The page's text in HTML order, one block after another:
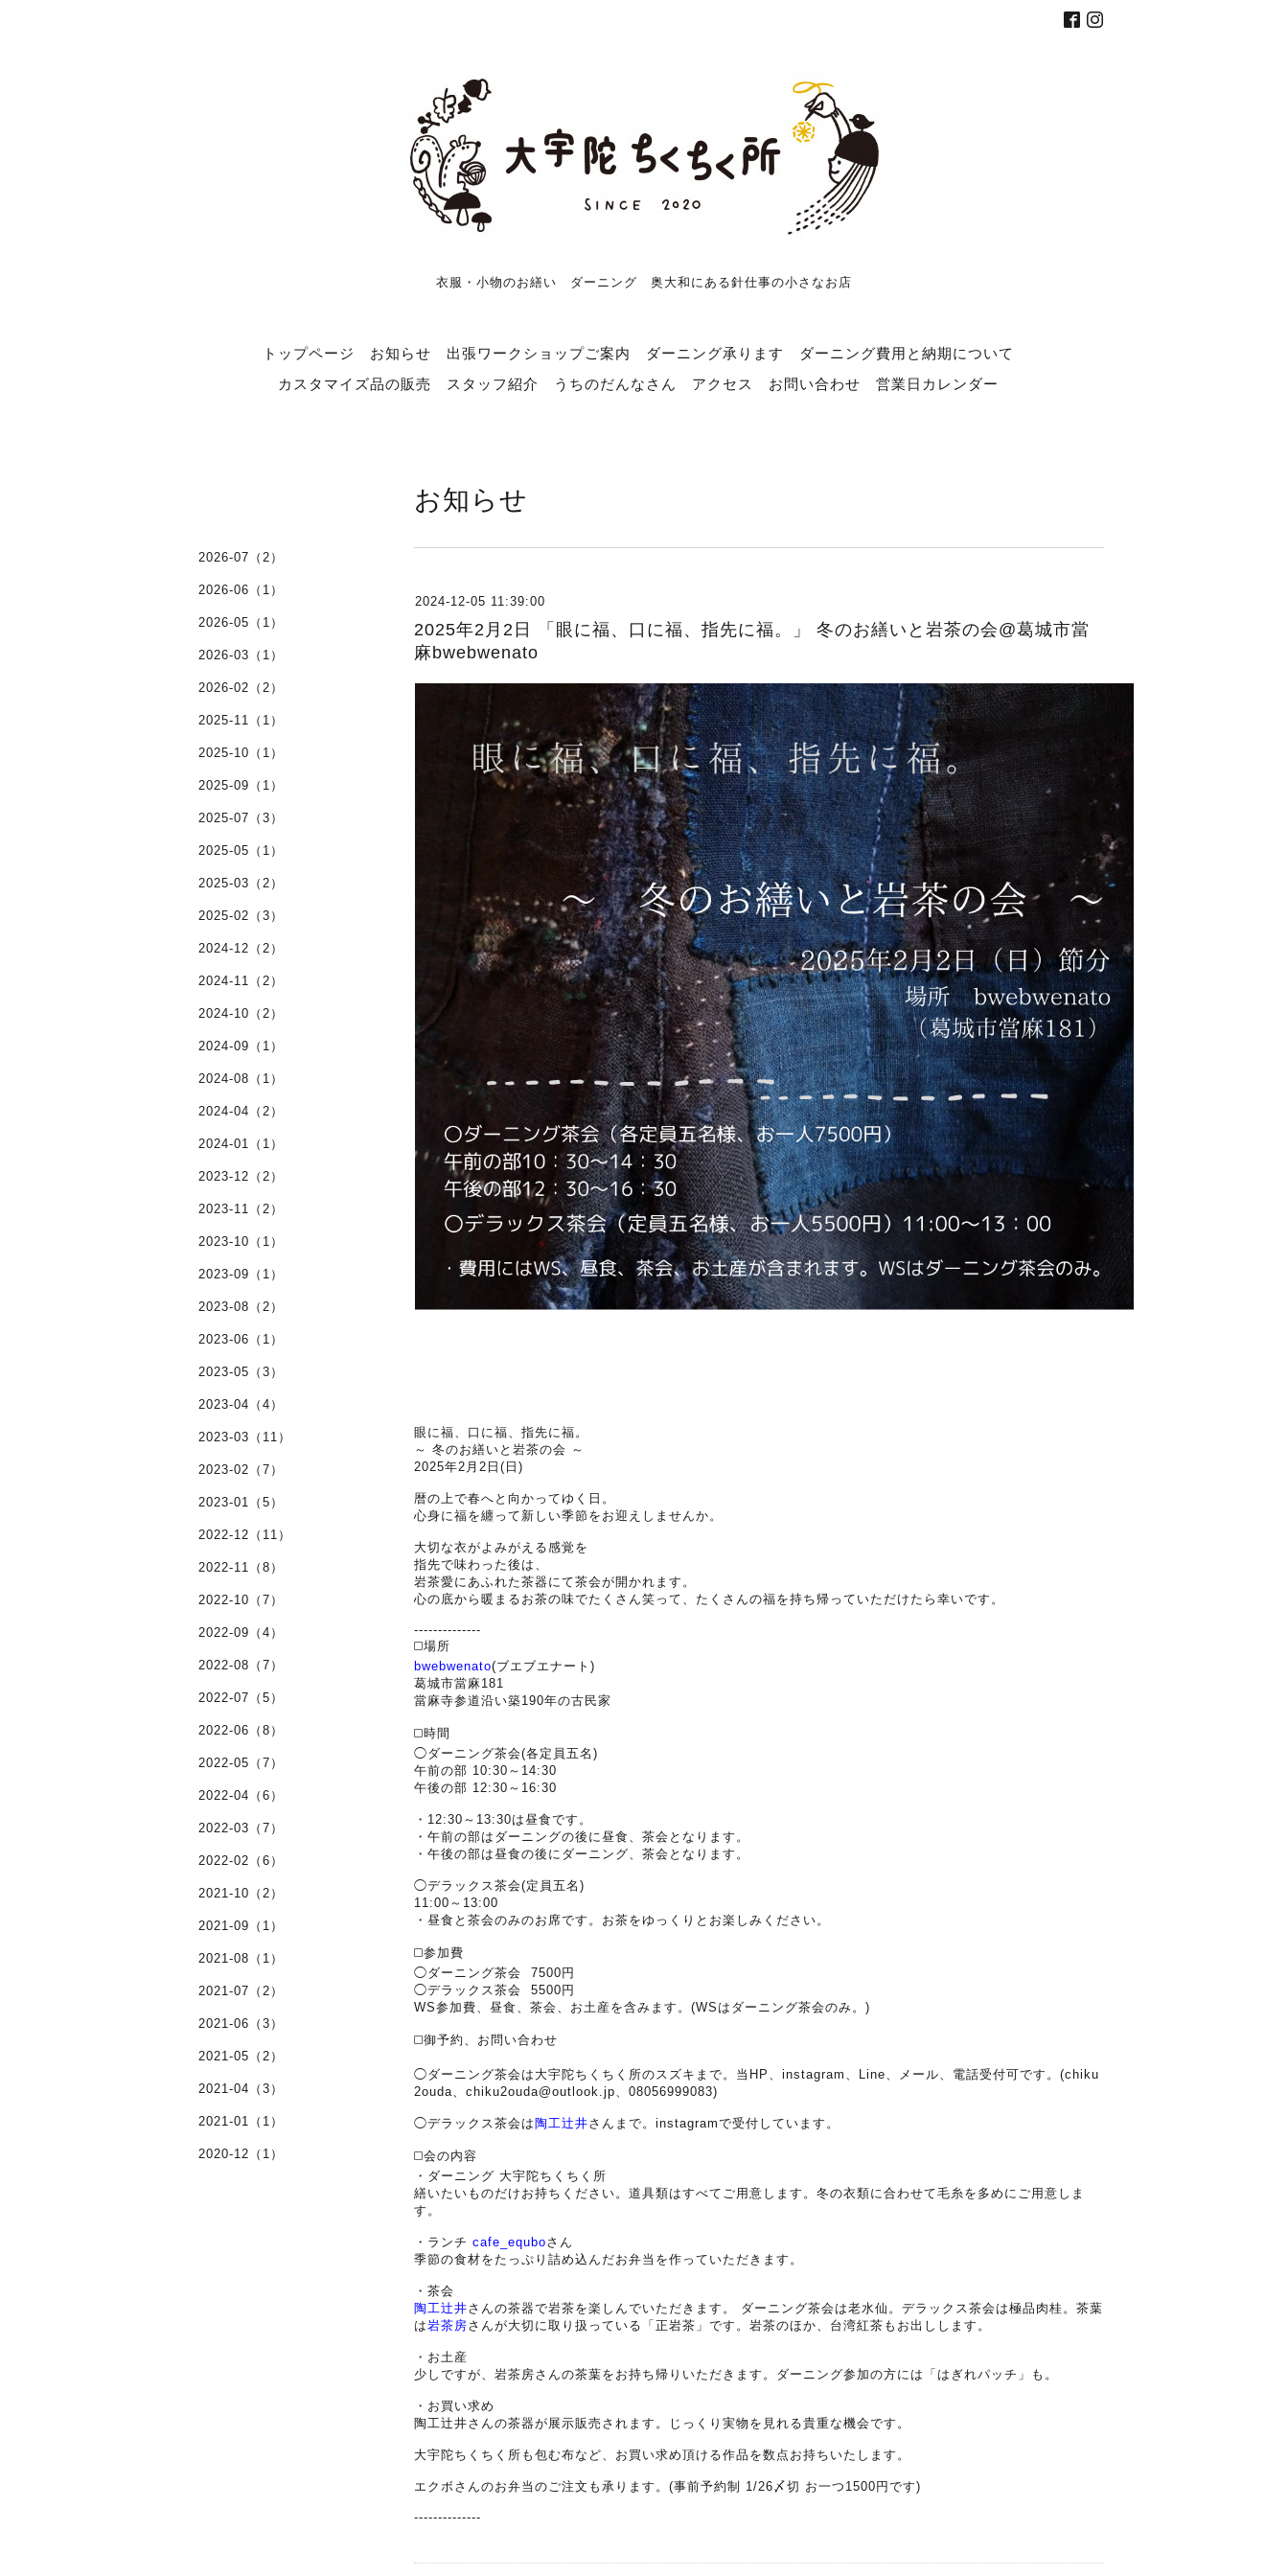
衣服・小物のお繕い ダーニング 奥大和にある針仕事の小さなお店
トップページ お知らせ 出張ワークショップご案内 ダーニング承ります
ダーニング費用と納期について
カスタマイズ品の販売
スタッフ紹介 うちのだんなさん アクセス お問い合わせ 営業日カレンダー
お知らせ
2024-12-05 11:39:00
2025年2月2日 「眼に福、口に福、指先に福。」 冬のお繕いと岩茶の会@葛城市當
麻bwebwenato
眼に福、口に福、指先に福。
～ 冬のお繕いと岩茶の会 ～
2025年2月2日(日)
暦の上で春へと向かってゆく日。
心身に福を纏って新しい季節をお迎えしませんか。
大切な衣がよみがえる感覚を
指先で味わった後は、
岩茶愛にあふれた茶器にて茶会が開かれます。
心の底から暖まるお茶の味でたくさん笑って、たくさんの福を持ち帰っていただけたら幸いです。
--------------
◻️場所
bwebwenato(ブエブエナート)
葛城市當麻181
當麻寺参道沿い築190年の古民家
◻️時間
◯ダーニング茶会(各定員五名)
午前の部 10:30～14:30
午後の部 12:30～16:30
・12:30～13:30は昼食です。
・午前の部はダーニングの後に昼食、茶会となります。
・午後の部は昼食の後にダーニング、茶会となります。
◯デラックス茶会(定員五名)
11:00～13:00
・昼食と茶会のみのお席です。お茶をゆっくりとお楽しみください。
◻️参加費
◯ダーニング茶会 7500円
◯デラックス茶会 5500円
WS参加費、昼食、茶会、お土産を含みます。(WSはダーニング茶会のみ。)
◻️御予約、お問い合わせ
◯ダーニング茶会は大宇陀ちくちく所のスズキまで。当HP、instagram、Line、メール、電話受付可です。(chiku
2ouda、chiku2ouda@outlook.jp、08056999083)
◯デラックス茶会は 陶工辻井さんまで。instagramで受付しています。
◻️会の内容
・ダーニング 大宇陀ちくちく所
繕いたいものだけお持ちください。道具類はすべてご用意します。冬の衣類に合わせて毛糸を多めにご用意しま
す。
・ランチ cafe_equboさん
季節の食材をたっぷり詰め込んだお弁当を作っていただきます。
・茶会
陶工辻井さんの茶器で岩茶を楽しんでいただきます。 ダーニング茶会は老水仙。デラックス茶会は極品肉桂。茶葉
は岩茶房さんが大切に取り扱っている「正岩茶」です。岩茶のほか、台湾紅茶もお出しします。
・お土産
少しですが、岩茶房さんの茶葉をお持ち帰りいただきます。ダーニング参加の方には「はぎれパッチ」も。
・お買い求め
陶工辻井さんの茶器が展示販売されます。じっくり実物を見れる貴重な機会です。
大宇陀ちくちく所も包む布など、お買い求め頂ける作品を数点お持ちいたします。
エクボさんのお弁当のご注文も承ります。(事前予約制 1/26〆切 お一つ1500円です)
--------------
2026-07（2）
2026-06（1）
2026-05（1）
2026-03（1）
2026-02（2）
2025-11（1）
2025-10（1）
2025-09（1）
2025-07（3）
2025-05（1）
2025-03（2）
2025-02（3）
2024-12（2）
2024-11（2）
2024-10（2）
2024-09（1）
2024-08（1）
2024-04（2）
2024-01（1）
2023-12（2）
2023-11（2）
2023-10（1）
2023-09（1）
2023-08（2）
2023-06（1）
2023-05（3）
2023-04（4）
2023-03（11）
2023-02（7）
2023-01（5）
2022-12（11）
2022-11（8）
2022-10（7）
2022-09（4）
2022-08（7）
2022-07（5）
2022-06（8）
2022-05（7）
2022-04（6）
2022-03（7）
2022-02（6）
2021-10（2）
2021-09（1）
2021-08（1）
2021-07（2）
2021-06（3）
2021-05（2）
2021-04（3）
2021-01（1）
2020-12（1）